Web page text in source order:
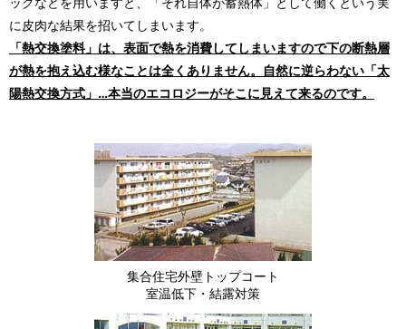
に皮肉な結果を招いてしまいます。
「熱交換塗料」は、表面で熱を消費してしまいますので下の断熱層
が熱を抱え込む様なことは全くありません。自然に逆らわない「太
陽熱交換方式」…本当のエコロジーがそこに見えて来るのです。
集合住宅外壁トップコート
室温低下・結露対策